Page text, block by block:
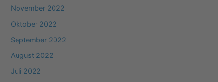
November 2022
Oktober 2022
September 2022
August 2022
Juli 2022